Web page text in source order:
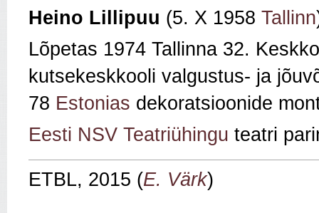
Heino Lillipuu (5. X 1958 Tallinn
Lõpetas 1974 Tallinna 32.
kutsekeskkooli valgustus- ja
78 Estonias dekoratsioonide
Eesti NSV Teatriühingu teatri
ETBL, 2015 (E. Värk)